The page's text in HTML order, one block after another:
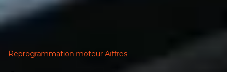
Reprogrammation moteur Aiffres